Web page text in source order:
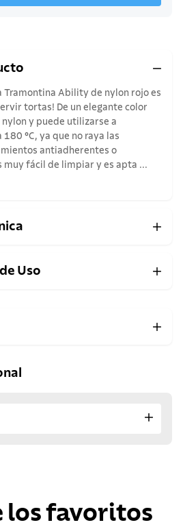
Tramontina Ability de nylon rojo es
tortas! De un elegante color
y puede utilizarse a
°C, ya que no raya las
antiadherentes o
muy fácil de limpiar y es apta ...
Uso
los favoritos